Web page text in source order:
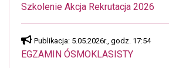
Szkolenie Akcja Rekrutacja 2026
Publikacja: 5.05.2026r., godz. 17:54
EGZAMIN ÓSMOKLASISTY